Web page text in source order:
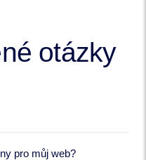
otázky
pro můj web?